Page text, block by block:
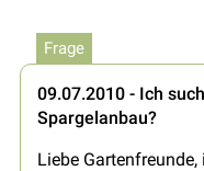
Frage
09.07.2010 - Ich
Spargelanbau?
Liebe